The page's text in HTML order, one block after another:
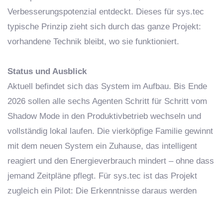
Verbesserungspotenzial entdeckt. Dieses für sys.tec
typische Prinzip zieht sich durch das ganze Projekt:
vorhandene Technik bleibt, wo sie funktioniert.
Status und Ausblick
Aktuell befindet sich das System im Aufbau. Bis Ende
2026 sollen alle sechs Agenten Schritt für Schritt vom
Shadow Mode in den Produktivbetrieb wechseln und
vollständig lokal laufen. Die vierköpfige Familie gewinnt
mit dem neuen System ein Zuhause, das intelligent
reagiert und den Energieverbrauch mindert – ohne dass
jemand Zeitpläne pflegt. Für sys.tec ist das Projekt
zugleich ein Pilot: Die Erkenntnisse daraus werden